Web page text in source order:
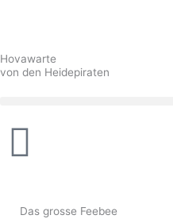
Hovawarte
von den Heidepiraten
Das grosse Feebee